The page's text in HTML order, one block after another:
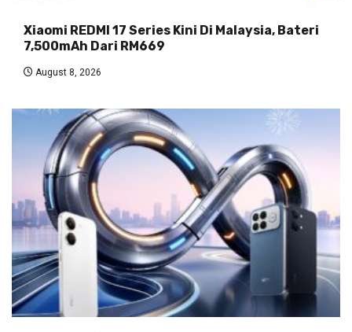
Xiaomi REDMI 17 Series Kini Di Malaysia, Bateri
7,500mAh Dari RM669
August 8, 2026